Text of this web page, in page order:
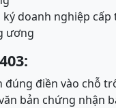
ký doanh nghiệp
ương
đúng điền vào chỗ
bản chứng nhận